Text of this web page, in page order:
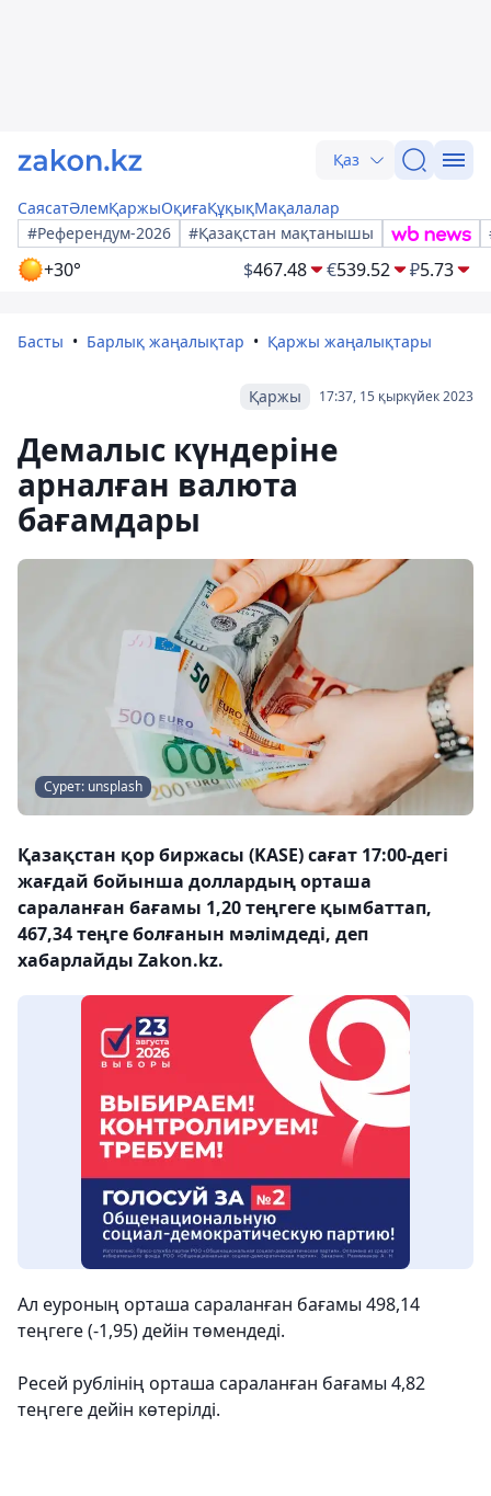
Қаз
СаясатӘлемҚаржыОқиғаҚұқықМақалалар
#Референдум-2026
#Қазақстан мақтанышы
+30° $467.48 €539.52 ₽5.73
Басты Барлық жаңалықтар Қаржы жаңалықтары
17:37, 15 қыркүйек 2023
Қаржы
Демалыс күндеріне
арналған валюта
бағамдары
Сурет: unsplash
Қазақстан қор биржасы (KASE) сағат 17:00-дегі
жағдай бойынша доллардың орташа
сараланған бағамы 1,20 теңгеге қымбаттап,
467,34 теңге болғанын мәлімдеді, деп
хабарлайды Zakon.kz.
Ал еуроның орташа сараланған бағамы 498,14
теңгеге (-1,95) дейін төмендеді.
Ресей рублінің орташа сараланған бағамы 4,82
теңгеге дейін көтерілді.